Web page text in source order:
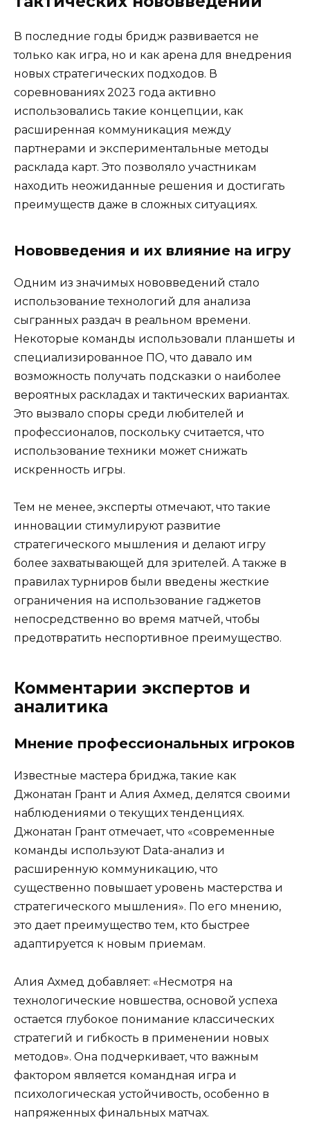
В последние годы бридж развивается не
только как игра, но и как арена для внедрения
новых стратегических подходов. В
соревнованиях 2023 года активно
использовались такие концепции, как
расширенная коммуникация между
партнерами и экспериментальные методы
расклада карт. Это позволяло участникам
находить неожиданные решения и достигать
преимуществ даже в сложных ситуациях.
Нововведения и их влияние на игру
Одним из значимых нововведений стало
использование технологий для анализа
сыгранных раздач в реальном времени.
Некоторые команды использовали планшеты и
специализированное ПО, что давало им
возможность получать подсказки о наиболее
вероятных раскладах и тактических вариантах.
Это вызвало споры среди любителей и
профессионалов, поскольку считается, что
использование техники может снижать
искренность игры.
Тем не менее, эксперты отмечают, что такие
инновации стимулируют развитие
стратегического мышления и делают игру
более захватывающей для зрителей. А также в
правилах турниров были введены жесткие
ограничения на использование гаджетов
непосредственно во время матчей, чтобы
предотвратить неспортивное преимущество.
Комментарии экспертов и
аналитика
Мнение профессиональных игроков
Известные мастера бриджа, такие как
Джонатан Грант и Алия Ахмед, делятся своими
наблюдениями о текущих тенденциях.
Джонатан Грант отмечает, что «современные
команды используют Data-анализ и
расширенную коммуникацию, что
существенно повышает уровень мастерства и
стратегического мышления». По его мнению,
это дает преимущество тем, кто быстрее
адаптируется к новым приемам.
Алия Ахмед добавляет: «Несмотря на
технологические новшества, основой успеха
остается глубокое понимание классических
стратегий и гибкость в применении новых
методов». Она подчеркивает, что важным
фактором является командная игра и
психологическая устойчивость, особенно в
напряженных финальных матчах.